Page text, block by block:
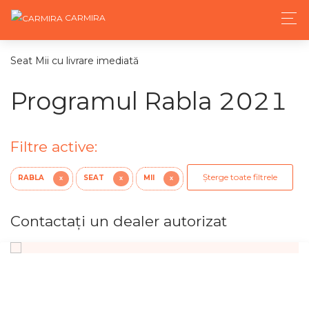
CARMIRA
Seat Mii cu livrare imediată
Programul Rabla 2021
Filtre active:
RABLA X SEAT X MII X Șterge toate filtrele
Contactaţi un dealer autorizat